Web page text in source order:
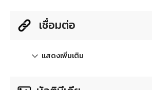
เชื่อมต่อ
แสดงเพิ่มเติม